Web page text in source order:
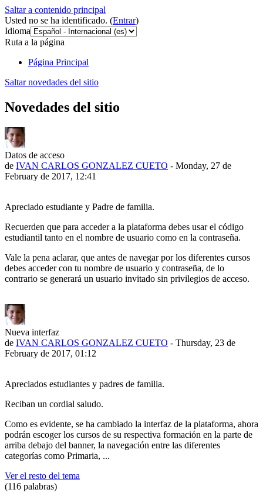
Saltar a contenido principal
Usted no se ha identificado. (Entrar)
Idioma
Ruta a la página
Página Principal
Saltar novedades del sitio
Novedades del sitio
Datos de acceso
de IVAN CARLOS GONZALEZ CUETO - Monday, 27 de
February de 2017, 12:41
Apreciado estudiante y Padre de familia.
Recuerden que para acceder a la plataforma debes usar el código
estudiantil tanto en el nombre de usuario como en la contraseña.
Vale la pena aclarar, que antes de navegar por los diferentes cursos
debes acceder con tu nombre de usuario y contraseña, de lo
contrario se generará un usuario invitado sin privilegios de acceso.
Nueva interfaz
de IVAN CARLOS GONZALEZ CUETO - Thursday, 23 de
February de 2017, 01:12
Apreciados estudiantes y padres de familia.
Reciban un cordial saludo.
Como es evidente, se ha cambiado la interfaz de la plataforma, ahora
podrán escoger los cursos de su respectiva formación en la parte de
arriba debajo del banner, la navegación entre las diferentes
categorías como Primaria, ...
Ver el resto del tema
(116 palabras)